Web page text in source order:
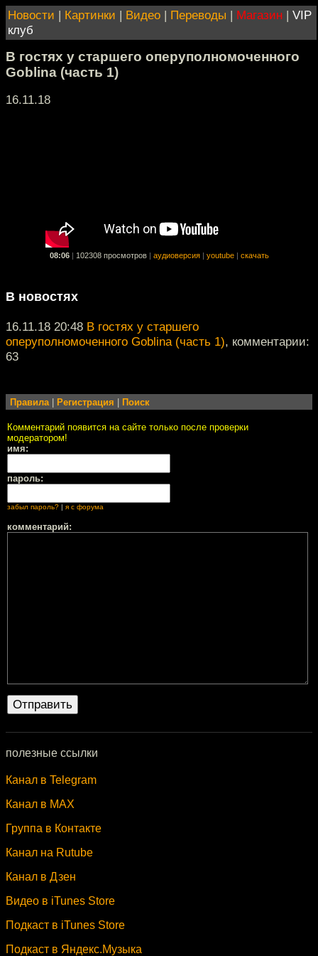
Новости | Картинки | Видео | Переводы | Магазин | VIP
клуб
В гостях у старшего оперуполномоченного
Goblina (часть 1)
16.11.18
08:06 102308 просмотров аудиоверсия youtube скачать
В новостях
16.11.18 20:48 В гостях у старшего
оперуполномоченного Goblina (часть 1), комментарии:
63
Правила| Регистрация Поиск
Комментарий появится на сайте только после проверки
модератором!
имя:
пароль:
забыл пароль? я с форума
комментарий:
полезные ссылки
Канал в Telegram
Канал в MAX
Группа в Контакте
Канал на Rutube
Канал в Дзен
Видео в iTunes Store
Подкаст в iTunes Store
Подкаст в Яндекс.Музыка